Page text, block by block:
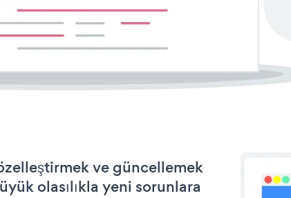
ve güncellemek
olasılıkla yeni sorunlara